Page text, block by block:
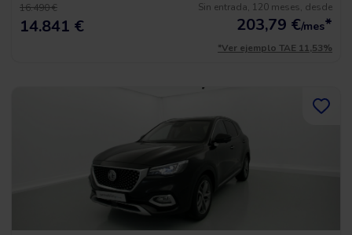
16.490 €
14.841 €
Sin entrada, 120 meses, desde
203,79 €/mes*
*Ver ejemplo TAE 11,53%